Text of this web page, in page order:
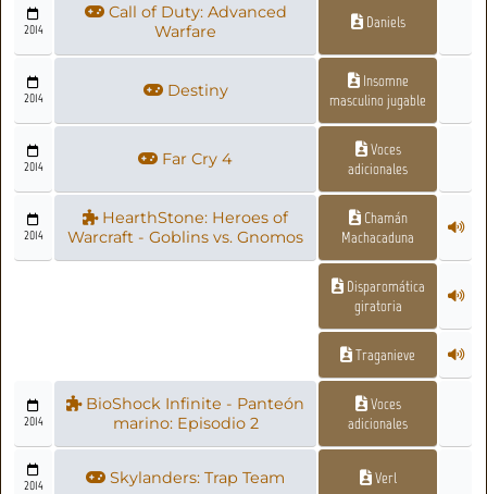
2014
Call of Duty: Advanced
Warfare
Daniels
2014 Destiny
Insomne
masculino jugable
2014 Far Cry 4
Voces
adicionales
2014
HearthStone: Heroes of
Warcraft - Goblins vs. Gnomos
Chamán
Machacaduna
Disparomática
giratoria
Traganieve
2014
BioShock Infinite - Panteón
marino: Episodio 2
Voces
adicionales
2014 Skylanders: Trap Team Verl